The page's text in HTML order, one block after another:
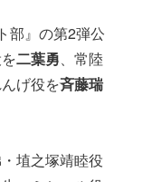
部』の第2弾公
二葉勇、常陸
げ役を斉藤瑞
埴之塚靖睦役